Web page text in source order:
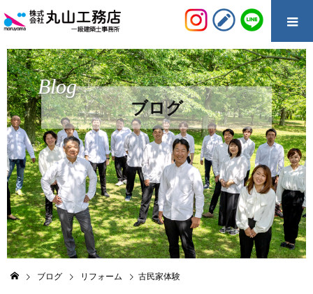
ブログ
Blog
ブログ リフォーム 古民家体験